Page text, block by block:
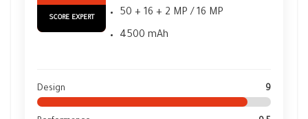
SCORE EXPERT 50 + 16 + 2 MP / 16 MP
4500 mAh
Design 9